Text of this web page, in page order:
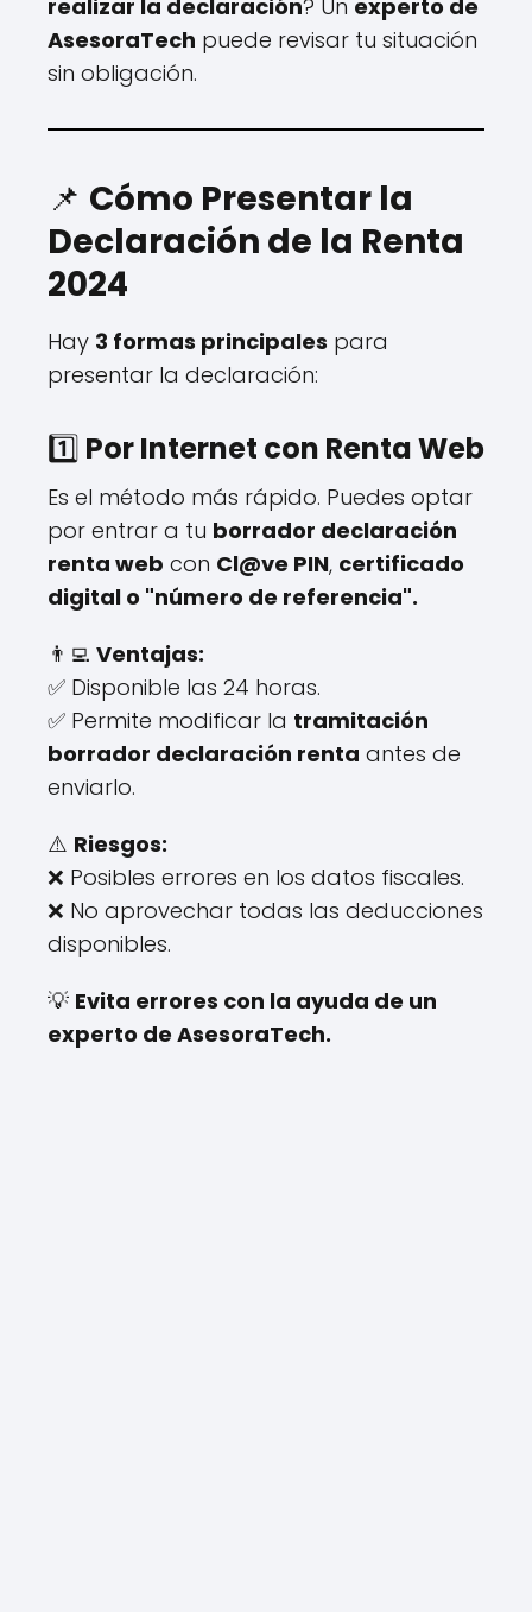
realizar la declaración? Un experto de
AsesoraTech puede revisar tu situación
sin obligación.
📌 Cómo Presentar la
Declaración de la Renta
2024
Hay 3 formas principales para
presentar la declaración:
1️⃣ Por Internet con Renta Web
Es el método más rápido. Puedes optar
por entrar a tu borrador declaración
renta web con Cl@ve PIN, certificado
digital o "número de referencia".
👨‍💻 Ventajas:
✅ Disponible las 24 horas.
✅ Permite modificar la tramitación
borrador declaración renta antes de
enviarlo.
⚠️ Riesgos:
❌ Posibles errores en los datos fiscales.
❌ No aprovechar todas las deducciones
disponibles.
💡 Evita errores con la ayuda de un
experto de AsesoraTech.